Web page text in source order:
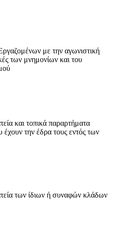
με την αγωνιστική
των μνημονίων και του
και τοπικά παραρτήματα
την έδρα τους εντός των
των ίδιων ή συναφών κλάδων